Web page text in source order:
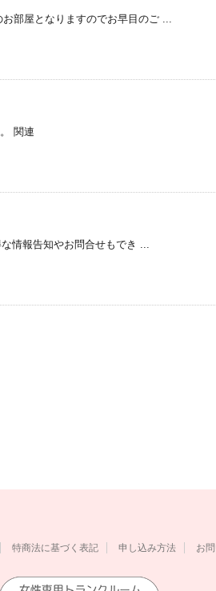
部屋となりますのでお早目のご ...
関連
情報告知やお問合せもでき ...
特商法に基づく表記 申し込み方法 お